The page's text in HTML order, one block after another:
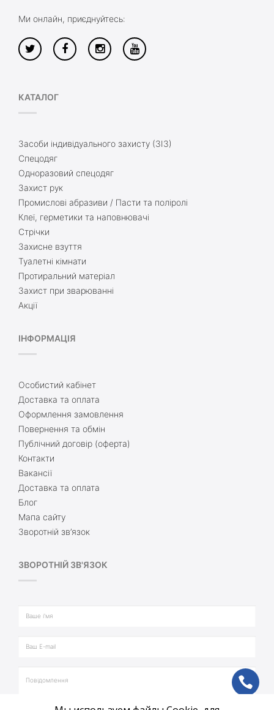
Ми онлайн, приєднуйтесь:
КАТАЛОГ
Засоби індивідуального захисту (ЗІЗ)
Спецодяг
Одноразовий спецодяг
Захист рук
Промислові абразиви / Пасти та поліролі
Клеї, герметики та наповнювачі
Стрічки
Захисне взуття
Туалетні кімнати
Протиральний матеріал
Захист при зварюванні
Акції
ІНФОРМАЦІЯ
Особистий кабінет
Доставка та оплата
Оформлення замовлення
Повернення та обмін
Публічний договір (оферта)
Контакти
Вакансії
Доставка та оплата
Блог
Мапа сайту
Зворотній зв’язок
ЗВОРОТНІЙ ЗВ'ЯЗОК
ph